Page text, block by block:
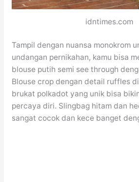
idntimes.com
Tampil dengan nuansa monokrom
undangan pernikahan, kamu bisa
blouse putih semi see through
Blouse crop dengan detail ruffles
brukat polkadot yang unik bisa
percaya diri. Slingbag hitam dan
sangat cocok dan kece banget